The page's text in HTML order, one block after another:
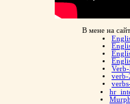
В мене на
verb-